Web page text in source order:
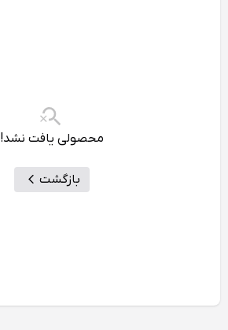
محصولی یافت نشد!
بازگشت